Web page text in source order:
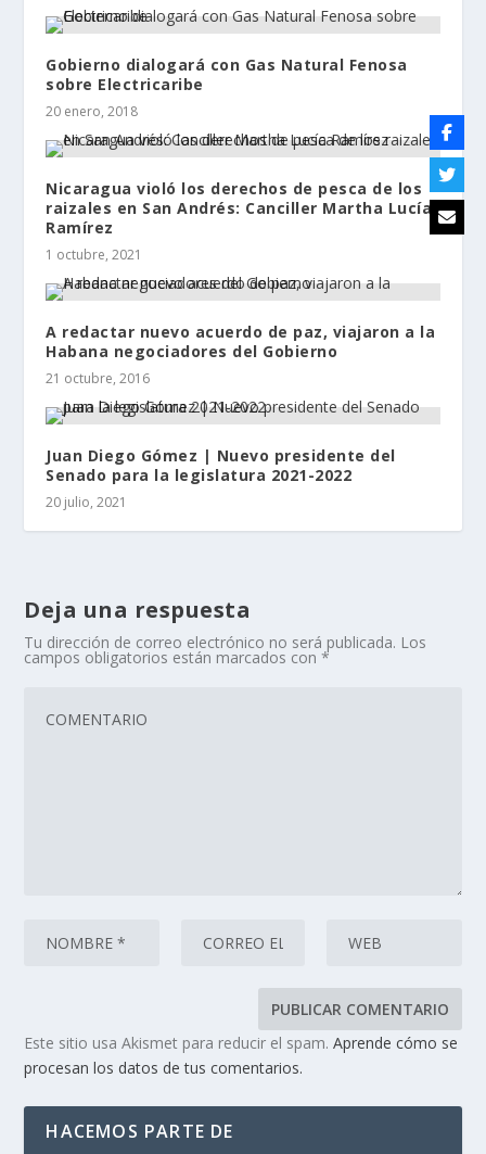
Gobierno dialogará con Gas Natural Fenosa
sobre Electricaribe
20 enero, 2018
Nicaragua violó los derechos de pesca de los
raizales en San Andrés: Canciller Martha Lucía
Ramírez
1 octubre, 2021
A redactar nuevo acuerdo de paz, viajaron a la
Habana negociadores del Gobierno
21 octubre, 2016
Juan Diego Gómez | Nuevo presidente del
Senado para la legislatura 2021-2022
20 julio, 2021
Deja una respuesta
Tu dirección de correo electrónico no será publicada. Los
campos obligatorios están marcados con*
Este sitio usa Akismet para reducir el spam.Aprende cómo se
procesan los datos de tus comentarios.
HACEMOS PARTE DE